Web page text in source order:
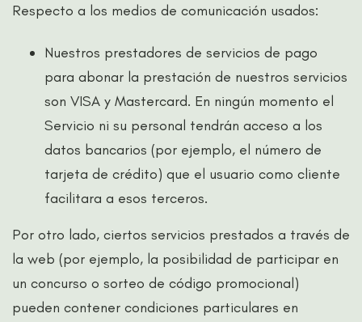
Respecto a los medios de comunicación usados:
Nuestros prestadores de servicios de pago
para abonar la prestación de nuestros servicios
son VISA y Mastercard. En ningún momento el
Servicio ni su personal tendrán acceso a los
datos bancarios (por ejemplo, el número de
tarjeta de crédito) que el usuario como cliente
facilitara a esos terceros.
Por otro lado, ciertos servicios prestados a través de
la web (por ejemplo, la posibilidad de participar en
un concurso o sorteo de código promocional)
pueden contener condiciones particulares en